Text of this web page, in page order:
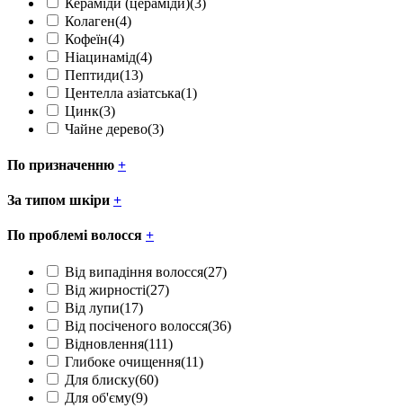
Кераміди (цераміди)(3)
Колаген(4)
Кофеїн(4)
Ніацинамід(4)
Пептиди(13)
Центелла азіатська(1)
Цинк(3)
Чайне дерево(3)
По призначенню +
За типом шкіри +
По проблемі волосся +
Від випадіння волосся(27)
Від жирності(27)
Від лупи(17)
Від посіченого волосся(36)
Відновлення(111)
Глибоке очищення(11)
Для блиску(60)
Для об'єму(9)